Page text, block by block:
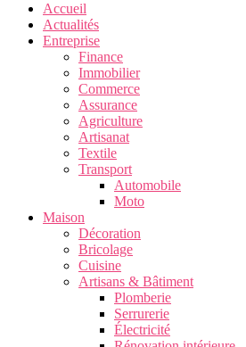
Accueil
Actualités
Entreprise
Finance
Immobilier
Commerce
Assurance
Agriculture
Artisanat
Textile
Transport
Automobile
Moto
Maison
Décoration
Bricolage
Cuisine
Artisans & Bâtiment
Plomberie
Serrurerie
Électricité